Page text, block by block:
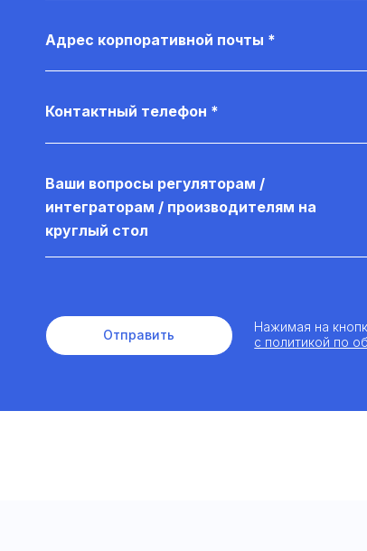
Адрес корпоративной почты *
Контактный телефон *
Ваши вопросы регуляторам /
интеграторам / производителям на
круглый стол
Отправить
Нажимая на
с политикой по